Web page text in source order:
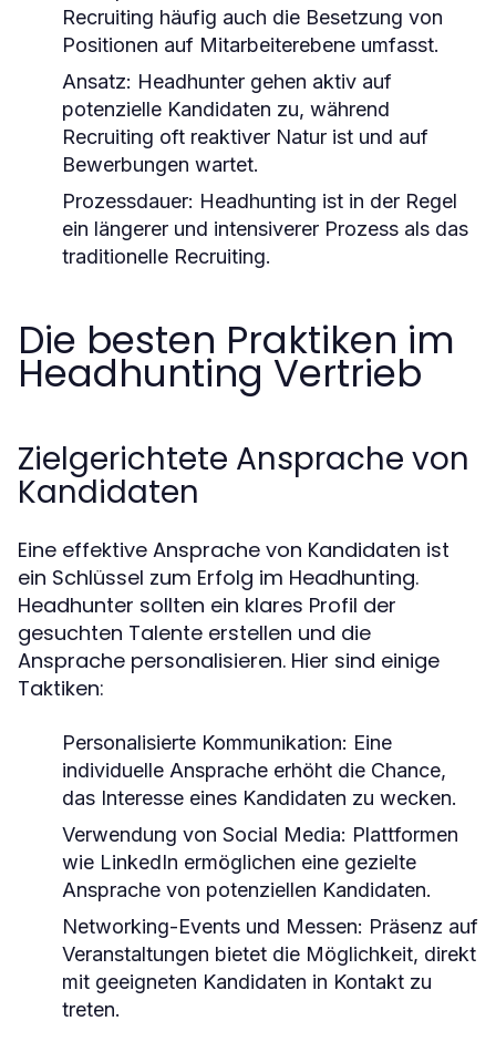
Recruiting häufig auch die Besetzung von
Positionen auf Mitarbeiterebene umfasst.
Ansatz: Headhunter gehen aktiv auf
potenzielle Kandidaten zu, während
Recruiting oft reaktiver Natur ist und auf
Bewerbungen wartet.
Prozessdauer: Headhunting ist in der Regel
ein längerer und intensiverer Prozess als das
traditionelle Recruiting.
Die besten Praktiken im
Headhunting Vertrieb
Zielgerichtete Ansprache von
Kandidaten
Eine effektive Ansprache von Kandidaten ist
ein Schlüssel zum Erfolg im Headhunting.
Headhunter sollten ein klares Profil der
gesuchten Talente erstellen und die
Ansprache personalisieren. Hier sind einige
Taktiken:
Personalisierte Kommunikation: Eine
individuelle Ansprache erhöht die Chance,
das Interesse eines Kandidaten zu wecken.
Verwendung von Social Media: Plattformen
wie LinkedIn ermöglichen eine gezielte
Ansprache von potenziellen Kandidaten.
Networking-Events und Messen: Präsenz auf
Veranstaltungen bietet die Möglichkeit, direkt
mit geeigneten Kandidaten in Kontakt zu
treten.